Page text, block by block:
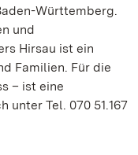
Württemberg.
und
Hirsau ist ein
Familien. Für die
– ist eine
Tel. 070 51.167